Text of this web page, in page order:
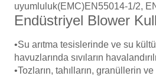
uyumluluk(EMC)EN55014-1/2,
Endüstriyel Blower
•Su arıtma tesislerinde ve su
havuzlarında sıvıların
•Tozların, tahılların, granüllerin